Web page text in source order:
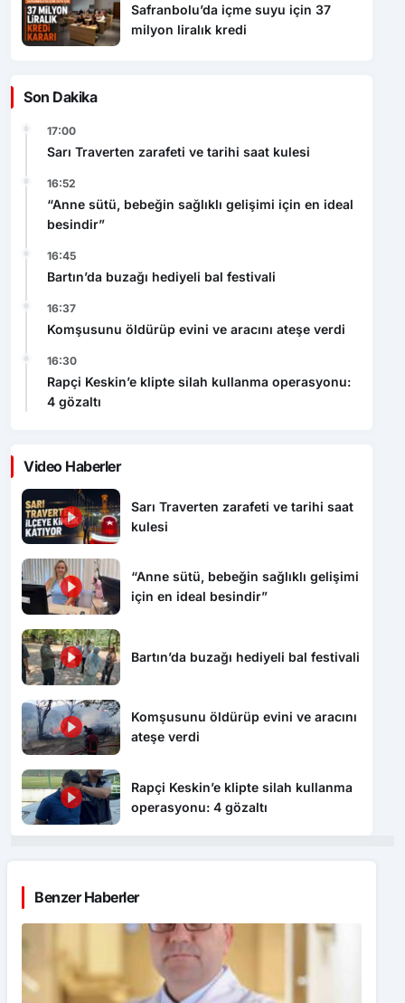
Safranbolu’da içme suyu için 37
milyon liralık kredi
Son Dakika
17:00
Sarı Traverten zarafeti ve tarihi saat kulesi
16:52
“Anne sütü, bebeğin sağlıklı gelişimi için en ideal
besindir”
16:45
Bartın’da buzağı hediyeli bal festivali
16:37
Komşusunu öldürüp evini ve aracını ateşe verdi
16:30
Rapçi Keskin’e klipte silah kullanma operasyonu:
4 gözaltı
Video Haberler
Sarı Traverten zarafeti ve tarihi saat
kulesi
“Anne sütü, bebeğin sağlıklı gelişimi
için en ideal besindir”
Bartın’da buzağı hediyeli bal festivali
Komşusunu öldürüp evini ve aracını
ateşe verdi
Rapçi Keskin’e klipte silah kullanma
operasyonu: 4 gözaltı
Benzer Haberler